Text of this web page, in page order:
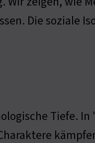
Die soziale
Tiefe. In